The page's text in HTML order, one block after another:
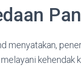
menyatakan,
kehendak